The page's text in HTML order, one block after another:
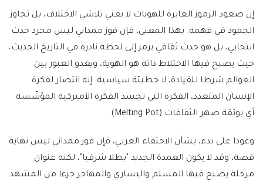
إن صعود الرموز العابرة للهويات لا يعني تلاشي الاختلاف، بل تجاوز
الجمود في فهمه. بهذا المعنى، فإن فوز ممداني ليس مجرد حدث
انتخابي، بل هو حدث ثقافي يرمز إلى لحظة نادرة في التاريخ الحديث،
حيث يصبح فيها الاختلاط ذاته هو الهوية، ويغدو العبور بين
العوالم شرطا للقيادة، لا خطيئة سياسية. إنه انتصار لفكرة
الإنسان المتعدد، الفكرة التي تجسد الفكرة الأميركية المؤسِّسة
أي بوتقة صهر الثقافات (Melting Pot).
وعودا على بدء، بشأن الاحتفاء العربي، فإن فوز ممداني ليس نهاية
قصة، وقد لا يكون العمدة الجديد "بطلا شرقيا"، لكنه عنوان
مرحلة يصبح فيها المسلم واليساري والمهاجر جزءا من المشهد